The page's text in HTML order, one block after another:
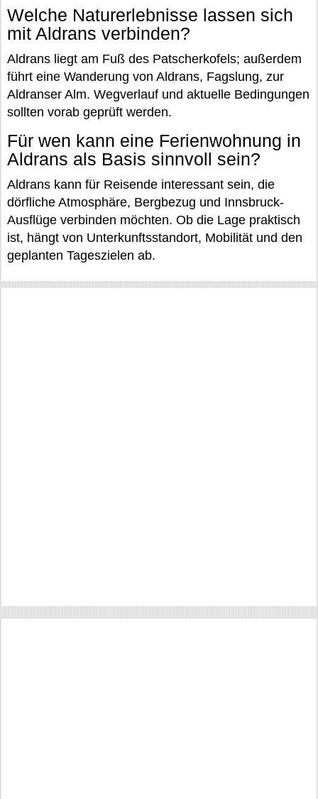
Welche Naturerlebnisse lassen sich
mit Aldrans verbinden?
Aldrans liegt am Fuß des Patscherkofels; außerdem
führt eine Wanderung von Aldrans, Fagslung, zur
Aldranser Alm. Wegverlauf und aktuelle Bedingungen
sollten vorab geprüft werden.
Für wen kann eine Ferienwohnung in
Aldrans als Basis sinnvoll sein?
Aldrans kann für Reisende interessant sein, die
dörfliche Atmosphäre, Bergbezug und Innsbruck-
Ausflüge verbinden möchten. Ob die Lage praktisch
ist, hängt von Unterkunftsstandort, Mobilität und den
geplanten Tageszielen ab.